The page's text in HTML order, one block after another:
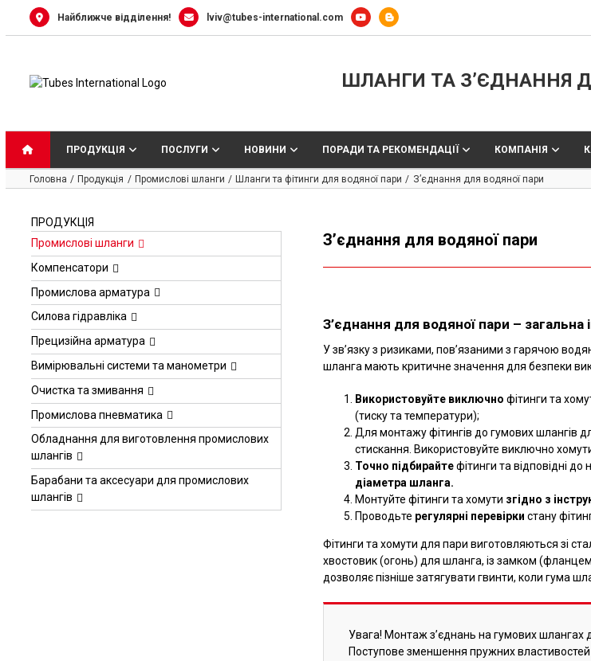
Найближче відділення! lviv@tubes-international.com
ШЛАНГИ ТА З’ЄДНАННЯ
ПРОДУКЦІЯ ПОСЛУГИ НОВИНИ ПОРАДИ ТА РЕКОМЕНДАЦІЇ КОМПАНІЯ
Головна Продукція Промислові шланги Шланги та фітинги для водяної пари З’єднання для водяної пари
З’єднання для водяної пари
З’єднання для водяної пари – загальна
У зв’язку з ризиками, пов’язаними з гарячою
шланга мають критичне значення для безпеки
Використовуйте виключно фітинги та
(тиску та температури);
Для монтажу фітингів до гумових шлангів
стискання. Використовуйте виключно
Точно підбирайтефітинги та відповідні
діаметра шланга.
Монтуйте фітинги та хомути згідно з
Проводьте регулярні перевірки стану
Фітинги та хомути для пари виготовляються зі
хвостовик (огонь) для шланга, із замком
дозволяє пізніше затягувати гвинти, коли гума
Увага! Монтаж з’єднань на гумових шлангах
Поступове зменшення пружних властивостей
ПРОДУКЦІЯ
Промислові шланги
Компенсатори
Промислова арматура
Силова гідравліка
Прецизійна арматура
Вимірювальні системи та манометри
Очистка та змивання
Промислова пневматика
Обладнання для виготовлення промислових
шлангів
Барабани та аксесуари для промислових
шлангів